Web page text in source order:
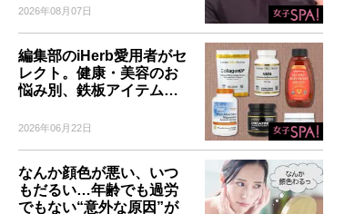
2026年08月07日
編集部のiHerb愛用者がセ
レクト。健康・美容のお
悩み別、鉄板アイテム…
2026年06月22日
なんか顔色が悪い、いつ
もだるい…年齢でも過労
でもない“意外な原因”が